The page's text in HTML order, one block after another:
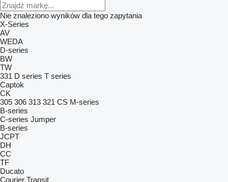
Nie znaleziono wyników dla tego zapytania
X-Series
AV
WEDA
D-series
BW
TW
331 D series T series
Captok
CK
305 306 313 321 CS M-series
B-series
C-series Jumper
B-series
JCPT
DH
CC
TF
Ducato
Courier Transit